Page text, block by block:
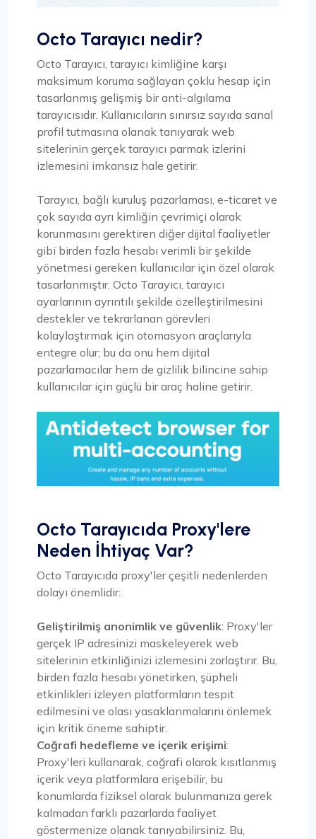
Octo Tarayıcı nedir?
Octo Tarayıcı, tarayıcı kimliğine karşı
maksimum koruma sağlayan çoklu hesap için
tasarlanmış gelişmiş bir anti-algılama
tarayıcısıdır. Kullanıcıların sınırsız sayıda sanal
profil tutmasına olanak tanıyarak web
sitelerinin gerçek tarayıcı parmak izlerini
izlemesini imkansız hale getirir.
Tarayıcı, bağlı kuruluş pazarlaması, e-ticaret ve
çok sayıda ayrı kimliğin çevrimiçi olarak
korunmasını gerektiren diğer dijital faaliyetler
gibi birden fazla hesabı verimli bir şekilde
yönetmesi gereken kullanıcılar için özel olarak
tasarlanmıştır. Octo Tarayıcı, tarayıcı
ayarlarının ayrıntılı şekilde özelleştirilmesini
destekler ve tekrarlanan görevleri
kolaylaştırmak için otomasyon araçlarıyla
entegre olur; bu da onu hem dijital
pazarlamacılar hem de gizlilik bilincine sahip
kullanıcılar için güçlü bir araç haline getirir.
Octo Tarayıcıda Proxy'lere
Neden İhtiyaç Var?
Octo Tarayıcıda proxy'ler çeşitli nedenlerden
dolayı önemlidir:
Geliştirilmiş anonimlik ve güvenlik: Proxy'ler
gerçek IP adresinizi maskeleyerek web
sitelerinin etkinliğinizi izlemesini zorlaştırır. Bu,
birden fazla hesabı yönetirken, şüpheli
etkinlikleri izleyen platformların tespit
edilmesini ve olası yasaklanmalarını önlemek
için kritik öneme sahiptir.
Coğrafi hedefleme ve içerik erişimi:
Proxy'leri kullanarak, coğrafi olarak kısıtlanmış
içerik veya platformlara erişebilir, bu
konumlarda fiziksel olarak bulunmanıza gerek
kalmadan farklı pazarlarda faaliyet
göstermenize olanak tanıyabilirsiniz. Bu,